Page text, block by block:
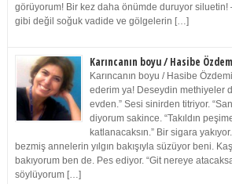
görüyorum! Bir kez daha önümde duruyor
gibi değil soğuk vadide ve gölgelerin […]
Karıncanın boyu / Hasibe
Karıncanın boyu / Hasibe
ederim ya! Deseydin methiyeler
evden.” Sesi sinirden titriyor.
diyorum sakince. “Takıldın
katlanacaksın.” Bir sigara yakıyor.
bezmiş annelerin yılgın bakışıyla süzüyor beni.
bakıyorum ben de. Pes ediyor. “Git nereye
söylüyorum […]